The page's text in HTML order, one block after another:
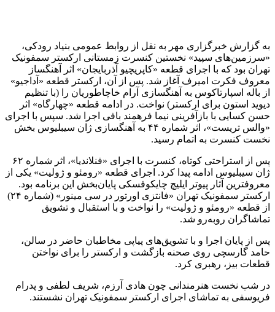
به گزارش خبرگزاری مهر به نقل از روابط عمومی بنیاد رودکی،
«سرزمین‌های سپید» نخستین کنسرت زمستانی ارکستر سمفونیک
تهران بود که با اجرای قطعه «کاپریچیو آذربایجان» اثر آهنگساز
معروف فکرت امیرف آغاز شد. پس از آن، ارکستر قطعه «آداجیو»
از باله اسپارتاکوس به آهنگسازی آرام خاچاطوریان را (با تنظیم
دیوید استون برای ارکستر) نواخت. در ادامه قطعه «چهارگاه» اثر
حسن کسایی با بازآفرینی نیما فرهمند بافی اجرا شد. سپس با اجرای
«والس تریست»، اثر شماره ۴۴ به آهنگسازی ژان سیبلیوس بخش
نخست کنسرت به اتمام رسید.
پس از استراحتی کوتاه، کنسرت با اجرای «فنلاندیا»، اثر شماره ۶۲
ژان سیبلیوس ادامه پیدا کرد. اجرای قطعه «رومئو و ژولیت» یکی از
معروفترین آثار پیوتر ایلیچ چایکوفسکی پایان‌بخش این برنامه بود.
ارکستر سمفونیک تهران «فانتزی اورتور در سی مینور» (شماره ۲۴)
از قطعه «رومئو و ژولیت» را نواخت و با استقبال و تشویق
تماشاگران روبه‌رو شد.
پس از پایان اجرا و با تشویق‌های پیاپی مخاطبان حاضر در سالن،
حامد گارسچی روی صحنه بازگشت و ارکستر را برای نواختن
قطعات بیز، رهبری کرد.
در شب نخست هنرمندانی چون هادی آرزم، شریف لطفی و پدرام
فریوسفی به تماشای اجرای ارکستر سمفونیک تهران نشستند.